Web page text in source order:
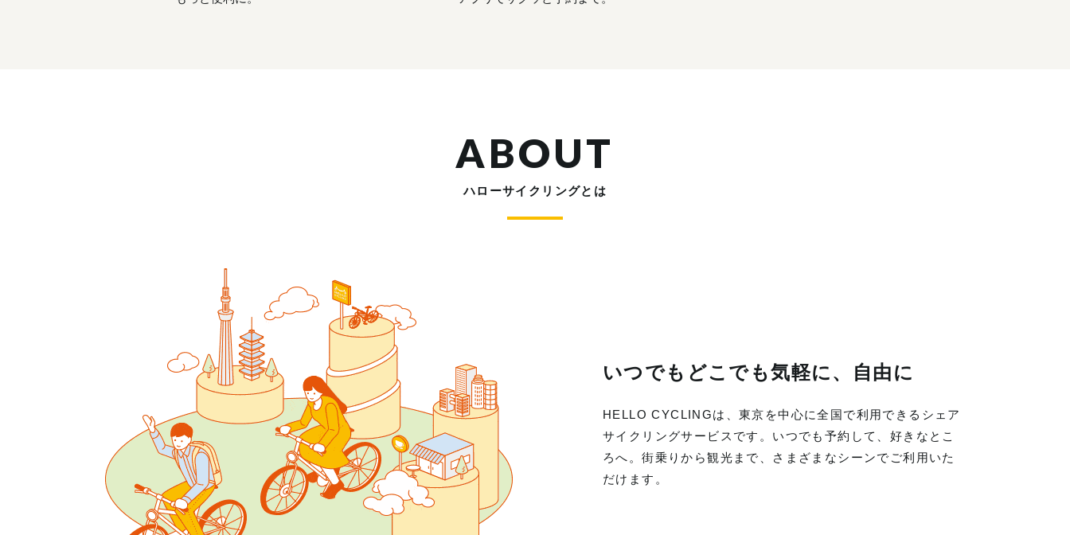
ABOUT
ハローサイクリングとは
いつでもどこでも気軽に、自由に
HELLO CYCLINGは、東京を中心に全国で利用できるシェア
サイクリングサービスです。いつでも予約して、好きなとこ
ろへ。街乗りから観光まで、さまざまなシーンでご利用いた
だけます。